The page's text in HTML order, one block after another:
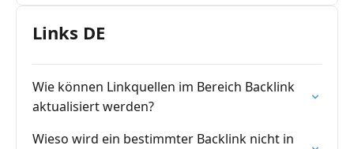
Links DE
Wie können Linkquellen im Bereich Backlink
aktualisiert werden?
Wieso wird ein bestimmter Backlink nicht in